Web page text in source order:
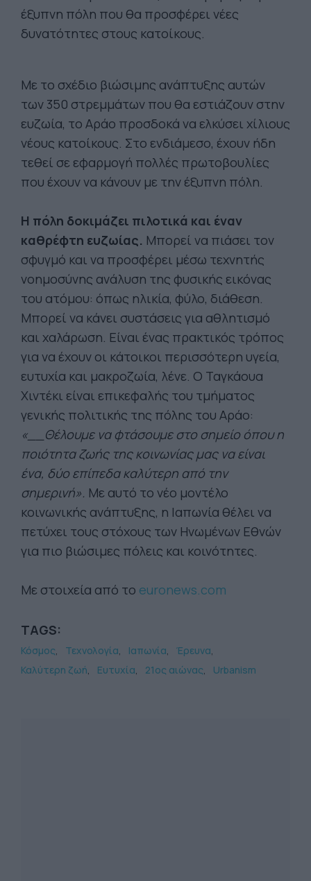
έξυπνη πόλη που θα προσφέρει νέες
δυνατότητες στους κατοίκους.
Με το σχέδιο βιώσιμης ανάπτυξης αυτών
των 350 στρεμμάτων που θα εστιάζουν στην
ευζωία, το Αράο προσδοκά να ελκύσει χίλιους
νέους κατοίκους. Στο ενδιάμεσο, έχουν ήδη
τεθεί σε εφαρμογή πολλές πρωτοβουλίες
που έχουν να κάνουν με την έξυπνη πόλη.
Η πόλη δοκιμάζει πιλοτικά και έναν
καθρέφτη ευζωίας. Μπορεί να πιάσει τον
σφυγμό και να προσφέρει μέσω τεχνητής
νοημοσύνης ανάλυση της φυσικής εικόνας
του ατόμου: όπως ηλικία, φύλο, διάθεση.
Μπορεί να κάνει συστάσεις για αθλητισμό
και χαλάρωση. Είναι ένας πρακτικός τρόπος
για να έχουν οι κάτοικοι περισσότερη υγεία,
ευτυχία και μακροζωία, λένε. Ο Ταγκάουα
Χιντέκι είναι επικεφαλής του τμήματος
γενικής πολιτικής της πόλης του Αράο:
«__Θέλουμε να φτάσουμε στο σημείο όπου η
ποιότητα ζωής της κοινωνίας μας να είναι
ένα, δύο επίπεδα καλύτερη από την
σημερινή». Με αυτό το νέο μοντέλο
κοινωνικής ανάπτυξης, η Ιαπωνία θέλει να
πετύχει τους στόχους των Ηνωμένων Εθνών
για πιο βιώσιμες πόλεις και κοινότητες.
Με στοιχεία από το euronews.com
TAGS:
Κόσμος Τεχνολογία Ιαπωνία
Έρευνα
Καλύτερη ζωή
Ευτυχία 21ος αιώνας Urbanism